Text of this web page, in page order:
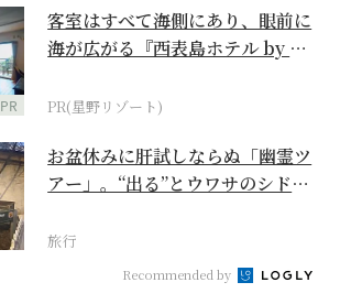
PR
客室はすべて海側にあり、眼前に
海が広がる『西表島ホテル by 星
PR(星野リゾート)
お盆休みに肝試しならぬ「幽霊ツ
アー」。“出る”とウワサのシドニ
旅行
Recommended by